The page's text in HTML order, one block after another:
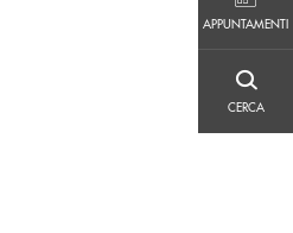
APPUNTAMENTI
CERCA